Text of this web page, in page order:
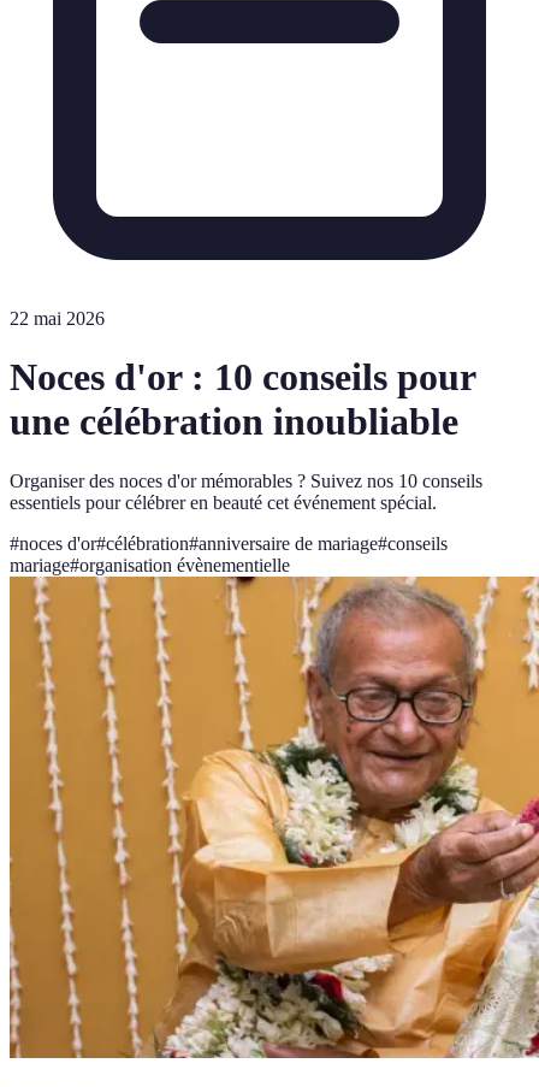
22 mai 2026
Noces d'or : 10 conseils pour
une célébration inoubliable
Organiser des noces d'or mémorables ? Suivez nos 10 conseils
essentiels pour célébrer en beauté cet événement spécial.
#noces d'or#célébration#anniversaire de mariage#conseils
mariage#organisation évènementielle